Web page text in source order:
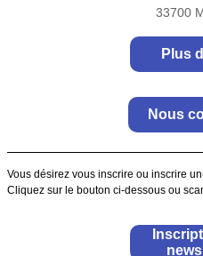
33700
Plus
Nous
Vous désirez vous inscrire ou inscrire
Cliquez sur le bouton ci-dessous ou